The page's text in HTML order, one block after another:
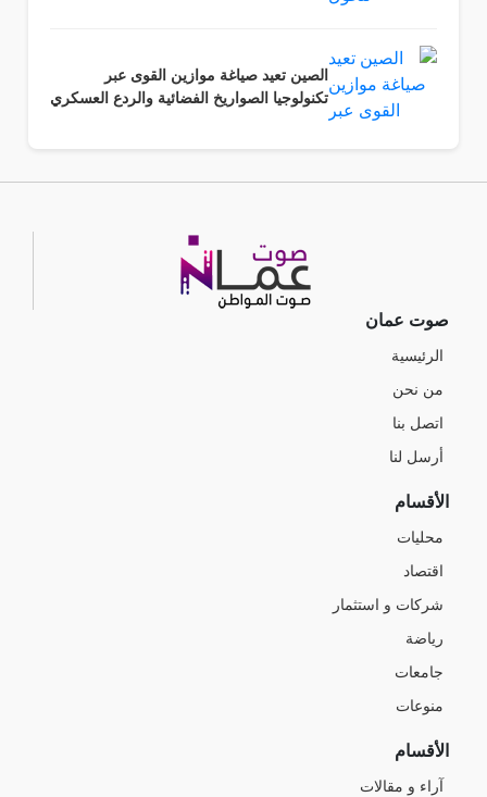
الصين تعيد صياغة موازين القوى عبر
تكنولوجيا الصواريخ الفضائية والردع العسكري
صوت عمان
الرئيسية
من نحن
اتصل بنا
أرسل لنا
الأقسام
محليات
اقتصاد
شركات و استثمار
رياضة
جامعات
منوعات
الأقسام
آراء و مقالات